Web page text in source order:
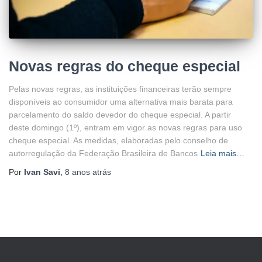
Novas regras do cheque especial
Pelas novas regras, as instituições financeiras terão sempre
disponíveis ao consumidor uma alternativa mais barata para
parcelamento do saldo devedor do cheque especial. A partir
deste domingo (1º), entram em vigor as novas regras para uso
cheque especial. As medidas, elaboradas pelo conselho de
autorregulação da Federação Brasileira de Bancos Leia mais…
Por Ivan Savi 8 anos atrás